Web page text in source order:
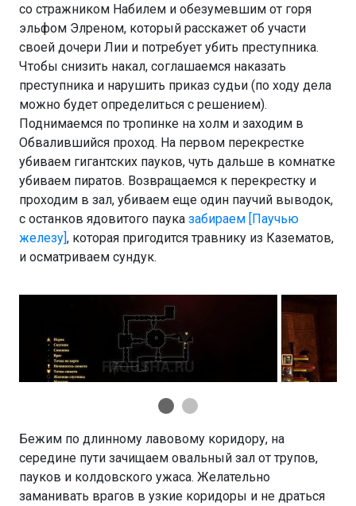
со стражником Набилем и обезумевшим от горя
эльфом Элреном, который расскажет об участи
своей дочери Лии и потребует убить преступника.
Чтобы снизить накал, соглашаемся наказать
преступника и нарушить приказ судьи (по ходу дела
можно будет определиться с решением).
Поднимаемся по тропинке на холм и заходим в
Обвалившийся проход. На первом перекрестке
убиваем гигантских пауков, чуть дальше в комнатке
убиваем пиратов. Возвращаемся к перекрестку и
проходим в зал, убиваем еще один паучий выводок,
с останков ядовитого пауказабираем [Паучью
железу], которая пригодится травнику из Казематов,
и осматриваем сундук.
Бежим по длинному лавовому коридору, на
середине пути зачищаем овальный зал от трупов,
пауков и колдовского ужаса. Желательно
заманивать врагов в узкие коридоры и не драться